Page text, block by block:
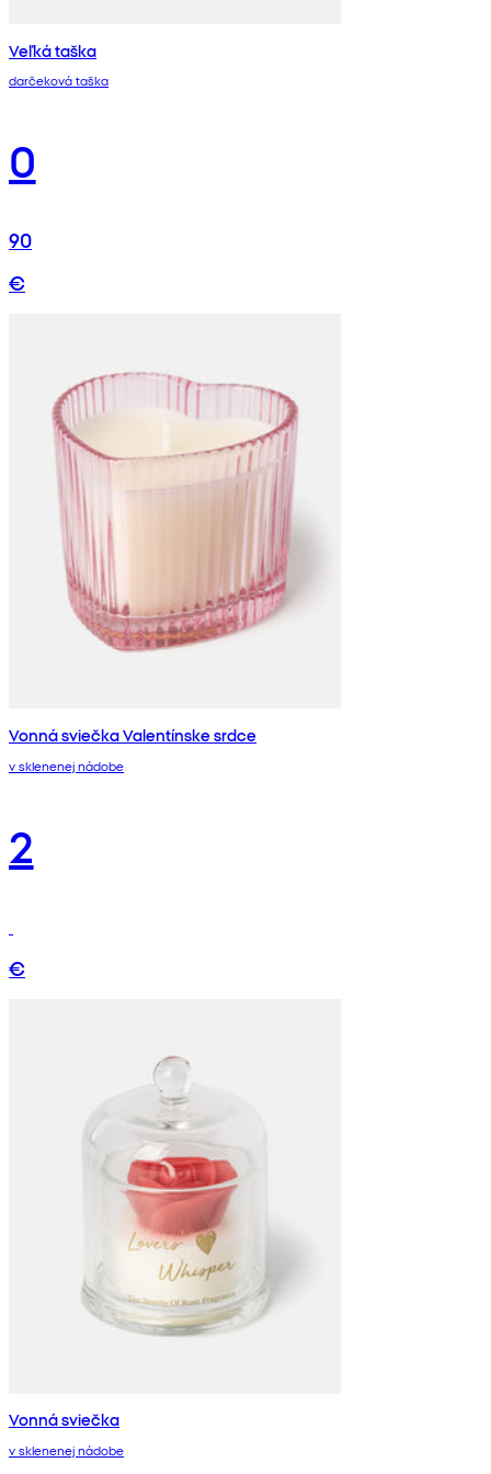
Veľká taška
darčeková taška
0
90
€
Vonná sviečka Valentínske srdce
v sklenenej nádobe
2
€
Vonná sviečka
v sklenenej nádobe